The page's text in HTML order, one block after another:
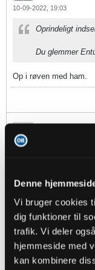
Denne
Vi bruger cookies
dig funktioner til
trafik. Vi deler
hjemmeside med
kan kombinere
10-09-2022, 19:03
Oprindeligt
Du glemmer
Op i røven med ham.
10-09-2022, 19:03
Det menneske
mig over at
Du glemmer